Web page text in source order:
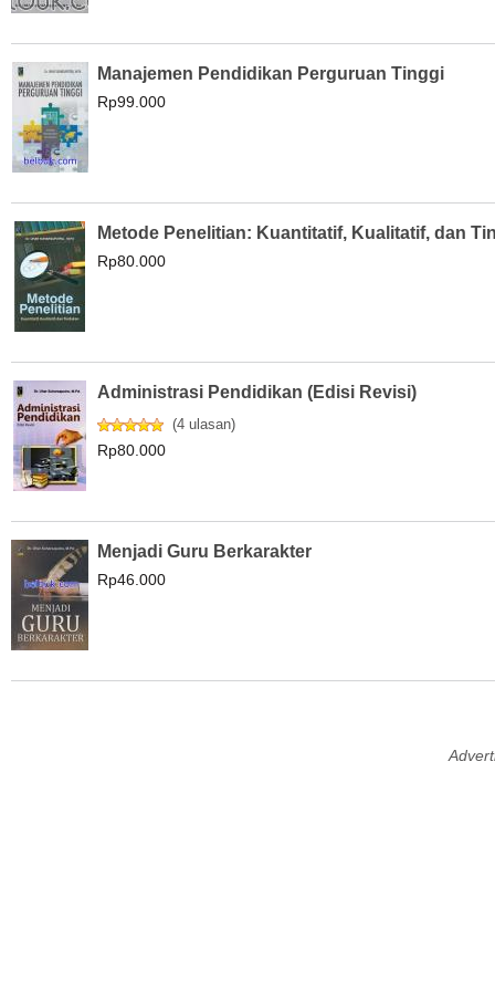
Manajemen Pendidikan Perguruan Tinggi
Rp99.000
Metode Penelitian: Kuantitatif, Kualitatif, dan
Rp80.000
Administrasi Pendidikan (Edisi Revisi)
(4 ulasan)
Rp80.000
Menjadi Guru Berkarakter
Rp46.000